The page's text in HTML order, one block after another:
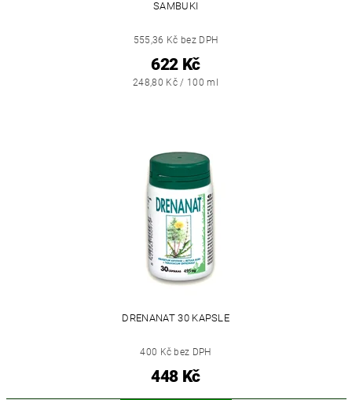
SAMBUKI
555,36 Kč bez DPH
622 Kč
248,80 Kč / 100 ml
DRENANAT 30 KAPSLE
400 Kč bez DPH
448 Kč